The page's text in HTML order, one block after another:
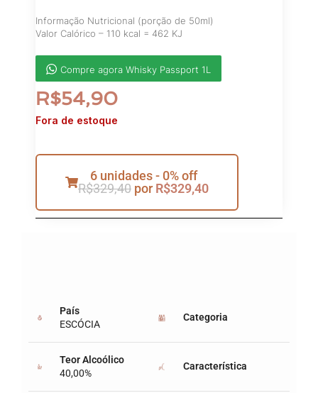
Informação Nutricional (porção de 50ml)
Valor Calórico – 110 kcal = 462 KJ
Compre agora Whisky Passport 1L
R$54,90
Fora de estoque
6 unidades - 0% off
R$329,40 por R$329,40
País
ESCÓCIA
Categoria
Teor Alcoólico
40,00%
Característica